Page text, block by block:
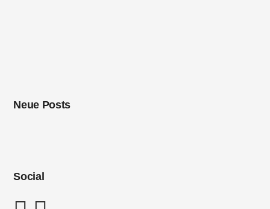
Neue Posts
Social